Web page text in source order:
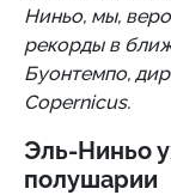
Ниньо, мы,
рекорды в
Буонтемпо,
Copernicus.
Эль-Ниньо
полушарии